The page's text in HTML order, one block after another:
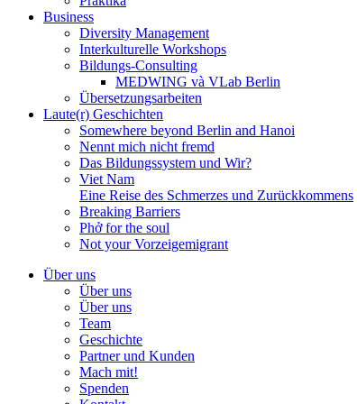
Business
Diversity Management
Interkulturelle Workshops
Bildungs-Consulting
MEDWING và VLab Berlin
Übersetzungsarbeiten
Laute(r) Geschichten
Somewhere beyond Berlin and Hanoi
Nennt mich nicht fremd
Das Bildungssystem und Wir?
Viet Nam
Eine Reise des Schmerzes und Zurückkommens
Breaking Barriers
Phở for the soul
Not your Vorzeigemigrant
Über uns
Über uns
Über uns
Team
Geschichte
Partner und Kunden
Mach mit!
Spenden